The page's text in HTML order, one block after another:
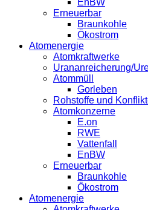
EnBW
Erneuerbar
Braunkohle
Ökostrom
Atomenergie
Atomkraftwerke
Urananreicherung/
Atommüll
Gorleben
Rohstoffe und
Atomkonzerne
E.on
RWE
Vattenfall
EnBW
Erneuerbar
Braunkohle
Ökostrom
Atomenergie